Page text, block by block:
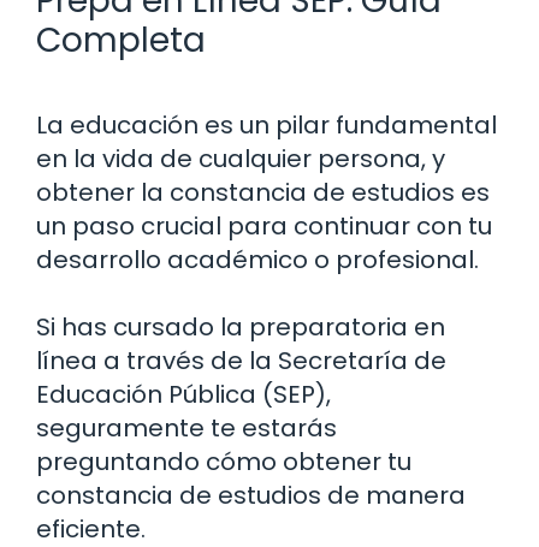
Completa
La educación es un pilar fundamental
en la vida de cualquier persona, y
obtener la constancia de estudios es
un paso crucial para continuar con tu
desarrollo académico o profesional.
Si has cursado la preparatoria en
línea a través de la Secretaría de
Educación Pública (SEP),
seguramente te estarás
preguntando cómo obtener tu
constancia de estudios de manera
eficiente.